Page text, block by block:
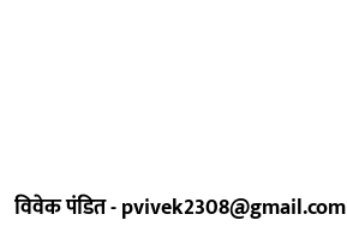
विवेक पंडित - pvivek2308@gmail.com